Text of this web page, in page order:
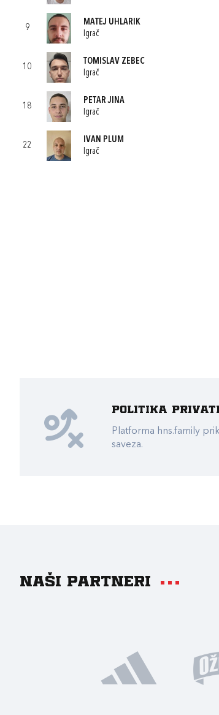
9
MATEJ UHLARIK
Igrač
10
TOMISLAV ZEBEC
Igrač
18
PETAR JINA
Igrač
22
IVAN PLUM
Igrač
Politika
Platforma hns.family
saveza.
Naši partneri